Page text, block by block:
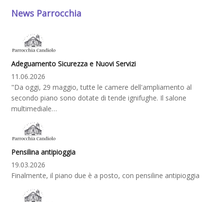
News Parrocchia
Adeguamento Sicurezza e Nuovi Servizi
11.06.2026
"Da oggi, 29 maggio, tutte le camere dell'ampliamento al
secondo piano sono dotate di tende ignifughe. Il salone
multimediale…
Pensilina antipioggia
19.03.2026
Finalmente, il piano due è a posto, con pensiline antipioggia